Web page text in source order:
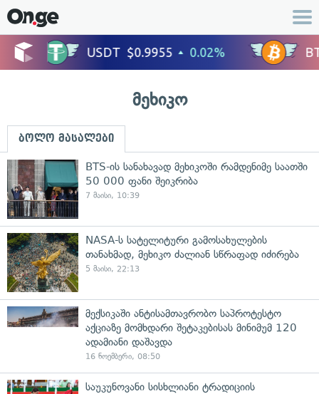
მეხიკო
ბოლო მასალები
BTS-ის სანახავად მეხიკოში რამდენიმე საათში
50 000 ფანი შეიკრიბა
7 მაისი, 10:39
NASA-ს სატელიტური გამოსახულების
თანახმად, მეხიკო ძალიან სწრაფად იძირება
5 მაისი, 22:13
მექსიკაში ანტისამთავრობო საპროტესტო
აქციაზე მომხდარი შეტაკებისას მინიმუმ 120
ადამიანი დაშავდა
16 ნოემბერი, 08:50
საუკუნოვანი სისხლიანი ტრადიციის